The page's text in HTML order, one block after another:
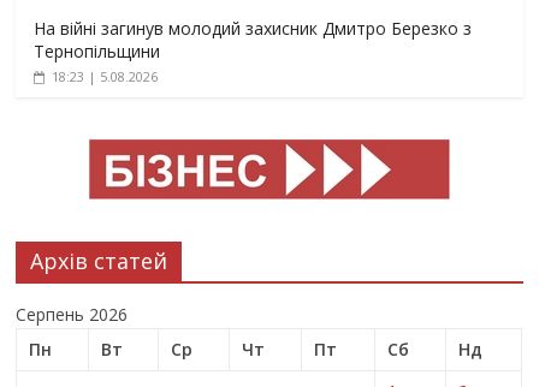
На війні загинув молодий захисник Дмитро Березко з
Тернопільщини
18:23 | 5.08.2026
Архів статей
Серпень 2026
Пн
Вт Ср Чт Пт Сб
Нд